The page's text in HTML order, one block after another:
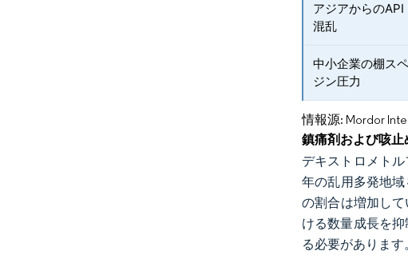
アジアからの
混乱
中小企業の棚ス
ジン圧力
情報源: Mordor
鎮痛剤および咳止
デキストロメト
年の乱用多発地
の割合は増加し
ける数量成長を
る必要があります